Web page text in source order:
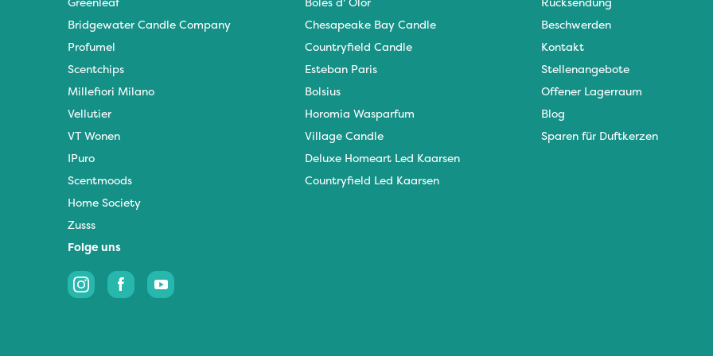
Bridgewater Candle Company
Profumel
Scentchips
Millefiori Milano
Vellutier
VT Wonen
IPuro
Scentmoods
Home Society
Zusss
Chesapeake Bay Candle
Countryfield Candle
Esteban Paris
Bolsius
Horomia Wasparfum
Village Candle
Deluxe Homeart Led Kaarsen
Countryfield Led Kaarsen
Beschwerden
Kontakt
Stellenangebote
Offener Lagerraum
Blog
Sparen für Duftkerzen
Folge uns